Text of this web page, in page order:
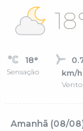
18°
Sensação
km/h
Vento
Amanhã (08/